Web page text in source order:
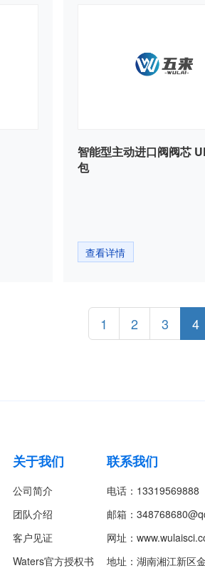
智能型主动进口阀阀芯 UPLC,2个/
包
查看详情
1 2 3 4
关于我们
公司简介
团队介绍
客户见证
Waters官方授权书
联系我们
电话： 13319569888
邮箱：
网址：
地址： 湖南湘江新区